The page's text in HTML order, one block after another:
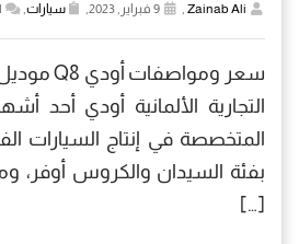
Zainab Ali سيارات
التجارية الألمانية أودي أحد
المتخصصة في إنتاج السيارات
[…]